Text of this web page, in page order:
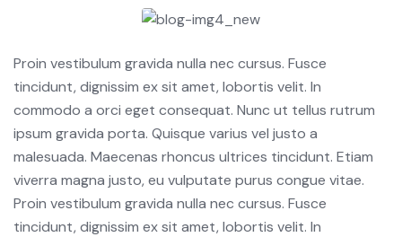
Proin vestibulum gravida nulla nec cursus. Fusce
tincidunt, dignissim ex sit amet, lobortis velit. In
commodo a orci eget consequat. Nunc ut tellus rutrum
ipsum gravida porta. Quisque varius vel justo a
malesuada. Maecenas rhoncus ultrices tincidunt. Etiam
viverra magna justo, eu vulputate purus congue vitae.
Proin vestibulum gravida nulla nec cursus. Fusce
tincidunt, dignissim ex sit amet, lobortis velit. In